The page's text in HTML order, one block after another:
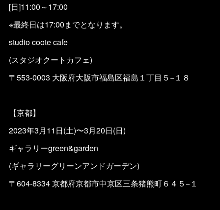
[日]11:00～17:00
※最終日は17:00までとなります。
studio coote cafe
(スタジオクートカフェ)
〒553-0003 大阪府大阪市福島区福島１丁目５−１８
【京都】
2023年3月11日(土)〜3月20日(日)
ギャラリーgreen&garden
(ギャラリーグリーンアンドガーデン)
〒604-8334 京都府京都市中京区三条猪熊町６４５−１